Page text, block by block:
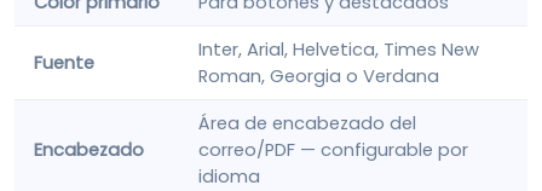
Fuente
Inter, Arial, Helvetica, Times New
Roman, Georgia o Verdana
Encabezado
Área de encabezado del
correo/PDF — configurable por
idioma